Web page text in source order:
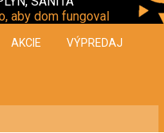
aby dom fungoval
AKCIE VÝPREDAJ